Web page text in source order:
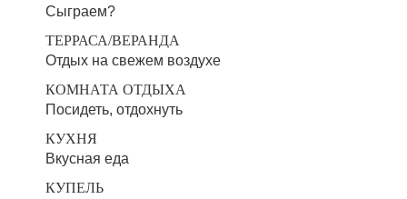
Сыграем?
ТЕРРАСА/ВЕРАНДА
Отдых на свежем воздухе
КОМНАТА ОТДЫХА
Посидеть, отдохнуть
КУХНЯ
Вкусная еда
КУПЕЛЬ